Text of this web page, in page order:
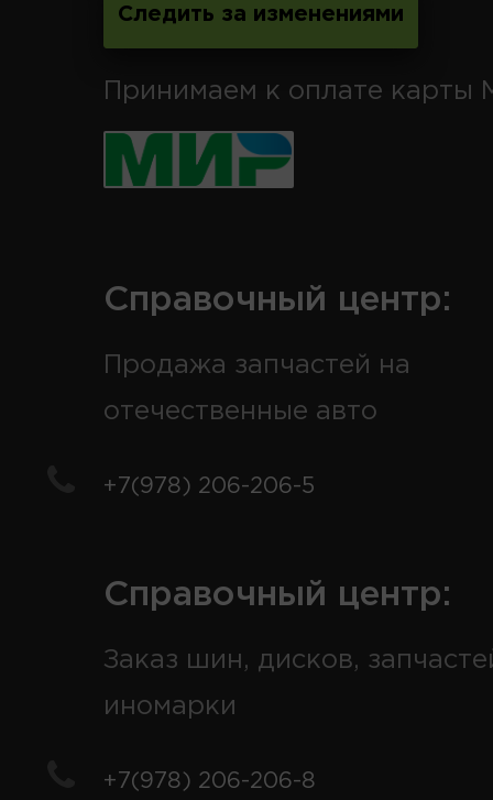
Следить за изменениями
Принимаем к оплате карты
Справочный центр:
Продажа запчастей на
отечественные авто
+7(978) 206-206-5
Справочный центр:
Заказ шин, дисков,
иномарки
+7(978) 206-206-8